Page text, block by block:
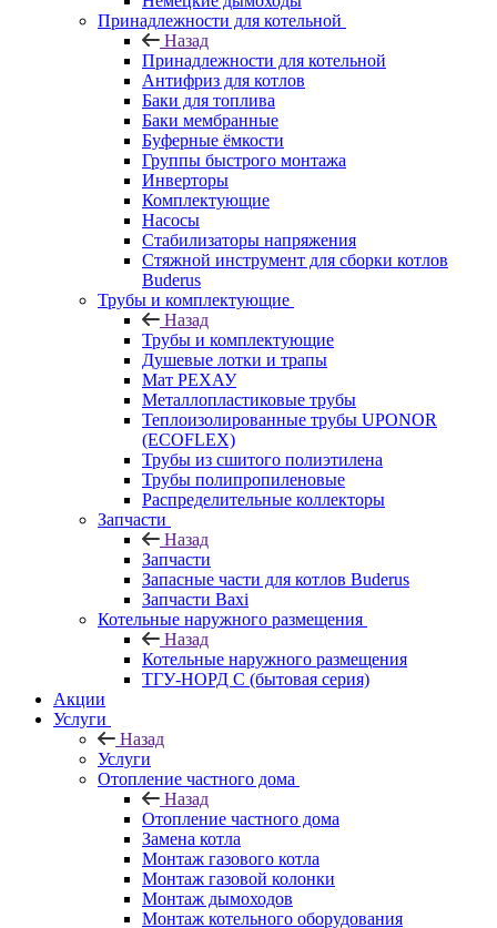
Принадлежности для котельной
Назад
Принадлежности для котельной
Антифриз для котлов
Баки для топлива
Баки мембранные
Буферные ёмкости
Группы быстрого монтажа
Инверторы
Комплектующие
Насосы
Стабилизаторы напряжения
Стяжной инструмент для сборки котлов
Buderus
Трубы и комплектующие
Назад
Трубы и комплектующие
Душевые лотки и трапы
Мат РЕХАУ
Металлопластиковые трубы
Теплоизолированные трубы UPONOR
(ECOFLEX)
Трубы из сшитого полиэтилена
Трубы полипропиленовые
Распределительные коллекторы
Запчасти
Назад
Запчасти
Запасные части для котлов Buderus
Запчасти Baxi
Котельные наружного размещения
Назад
Котельные наружного размещения
ТГУ-НОРД С (бытовая серия)
Акции
Услуги
Назад
Услуги
Отопление частного дома
Назад
Отопление частного дома
Замена котла
Монтаж газового котла
Монтаж газовой колонки
Монтаж дымоходов
Монтаж котельного оборудования